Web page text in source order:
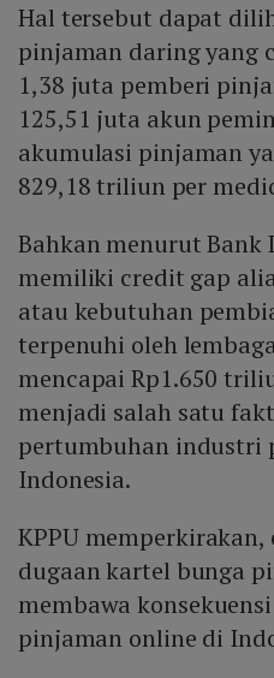
Hal tersebut dapat
pinjaman daring yang
1,38 juta pemberi
125,51 juta akun
akumulasi pinjaman
829,18 triliun per
Bahkan menurut Bank
memiliki credit gap
atau kebutuhan
terpenuhi oleh
mencapai Rp1.650
menjadi salah satu
pertumbuhan industri
Indonesia.
KPPU memperkirakan,
dugaan kartel bunga
membawa
pinjaman online di